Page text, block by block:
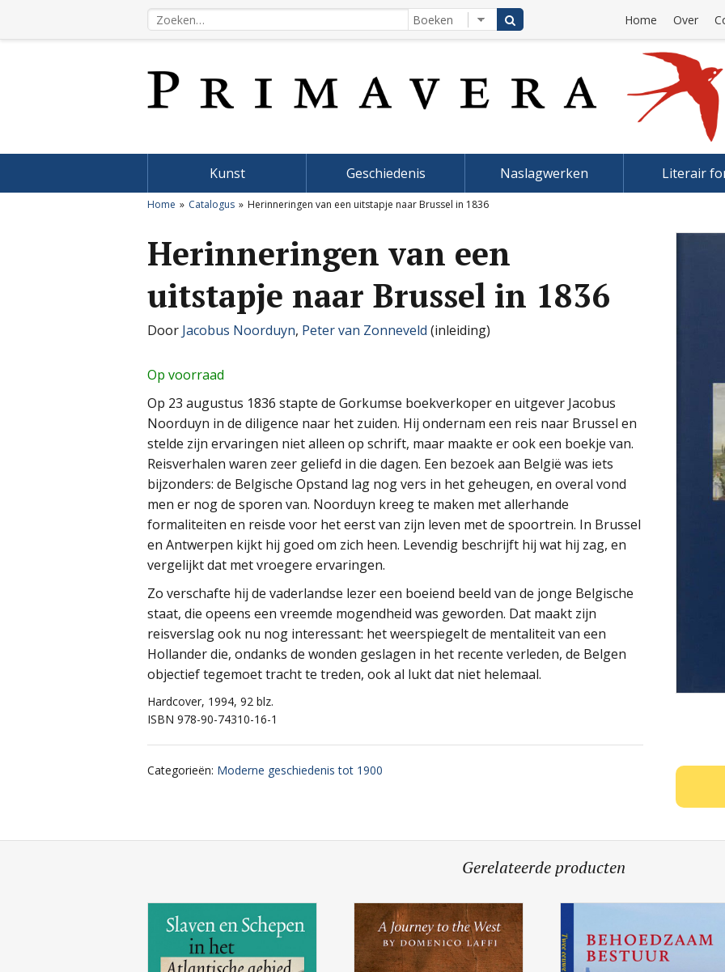
Home Over
Kunst Geschiedenis Naslagwerken Literair
Home Catalogus Herinneringen van een uitstapje naar Brussel in 1836
Herinneringen van een
uitstapje naar Brussel in 1836
Door Jacobus Noorduyn, Peter van Zonneveld (inleiding)
Op voorraad
Op 23 augustus 1836 stapte de Gorkumse boekverkoper en uitgever Jacobus
Noorduyn in de diligence naar het zuiden. Hij ondernam een reis naar Brussel en
stelde zijn ervaringen niet alleen op schrift, maar maakte er ook een boekje van.
Reisverhalen waren zeer geliefd in die dagen. Een bezoek aan België was iets
bijzonders: de Belgische Opstand lag nog vers in het geheugen, en overal vond
men er nog de sporen van. Noorduyn kreeg te maken met allerhande
formaliteiten en reisde voor het eerst van zijn leven met de spoortrein. In Brussel
en Antwerpen kijkt hij goed om zich heen. Levendig beschrijft hij wat hij zag, en
vergelijkt dat met vroegere ervaringen.
Zo verschafte hij de vaderlandse lezer een boeiend beeld van de jonge Belgische
staat, die opeens een vreemde mogendheid was geworden. Dat maakt zijn
reisverslag ook nu nog interessant: het weerspiegelt de mentaliteit van een
Hollander die, ondanks de wonden geslagen in het recente verleden, de Belgen
objectief tegemoet tracht te treden, ook al lukt dat niet helemaal.
Hardcover, 1994, 92 blz.
ISBN 978-90-74310-16-1
Categorieën: Moderne geschiedenis tot 1900
Gerelateerde producten